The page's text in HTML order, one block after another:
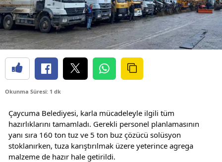
Okunma Süresi: 1 dk
Çaycuma Belediyesi, karla mücadeleyle ilgili tüm
hazırlıklarını tamamladı. Gerekli personel planlamasının
yanı sıra 160 ton tuz ve 5 ton buz çözücü solüsyon
stoklanırken, tuza karıştırılmak üzere yeterince agrega
malzeme de hazır hale getirildi.